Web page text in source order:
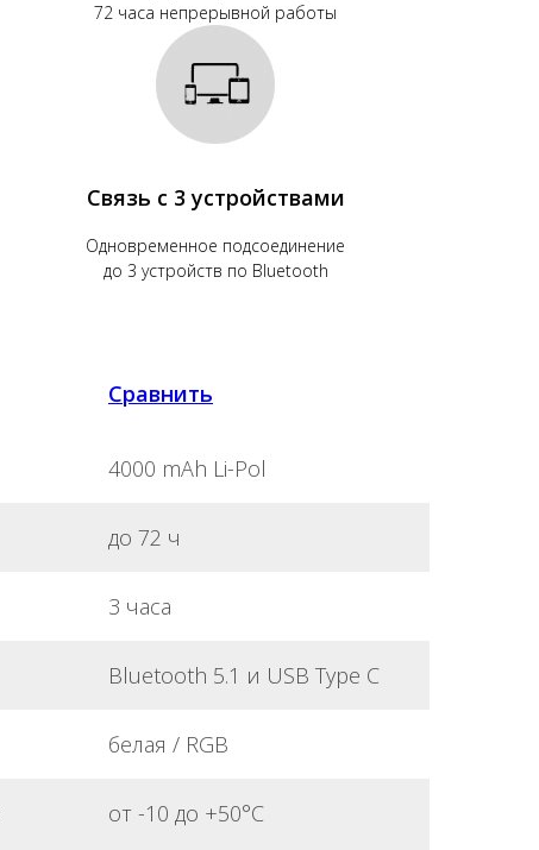
72 часа непрерывной работы
Связь с 3 устройствами
Одновременное подсоединение
до 3 устройств по Bluetooth
Сравнить
4000 mAh Li-Pol
до 72 ч
3 часа
Bluetooth 5.1 и USB Type C
белая / RGB
от -10 до +50°С